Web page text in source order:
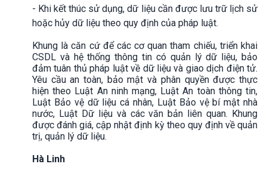
- Khi kết thúc sử dụng, dữ liệu cần được lưu trữ lịch sử
hoặc hủy dữ liệu theo quy định của pháp luật.
Khung là căn cứ để các cơ quan tham chiếu, triển khai
CSDL và hệ thống thông tin có quản lý dữ liệu, bảo
đảm tuân thủ pháp luật về dữ liệu và giao dịch điện tử.
Yêu cầu an toàn, bảo mật và phân quyền được thực
hiện theo Luật An ninh mạng, Luật An toàn thông tin,
Luật Bảo vệ dữ liệu cá nhân, Luật Bảo vệ bí mật nhà
nước, Luật Dữ liệu và các văn bản liên quan. Khung
được đánh giá, cập nhật định kỳ theo quy định về quản
trị, quản lý dữ liệu.
Hà Linh